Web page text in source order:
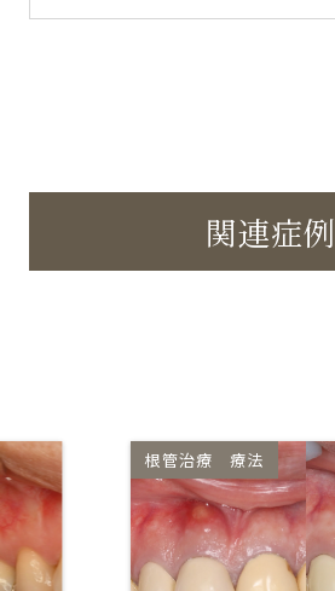
関連症例
外科的歯内療法
根管治療